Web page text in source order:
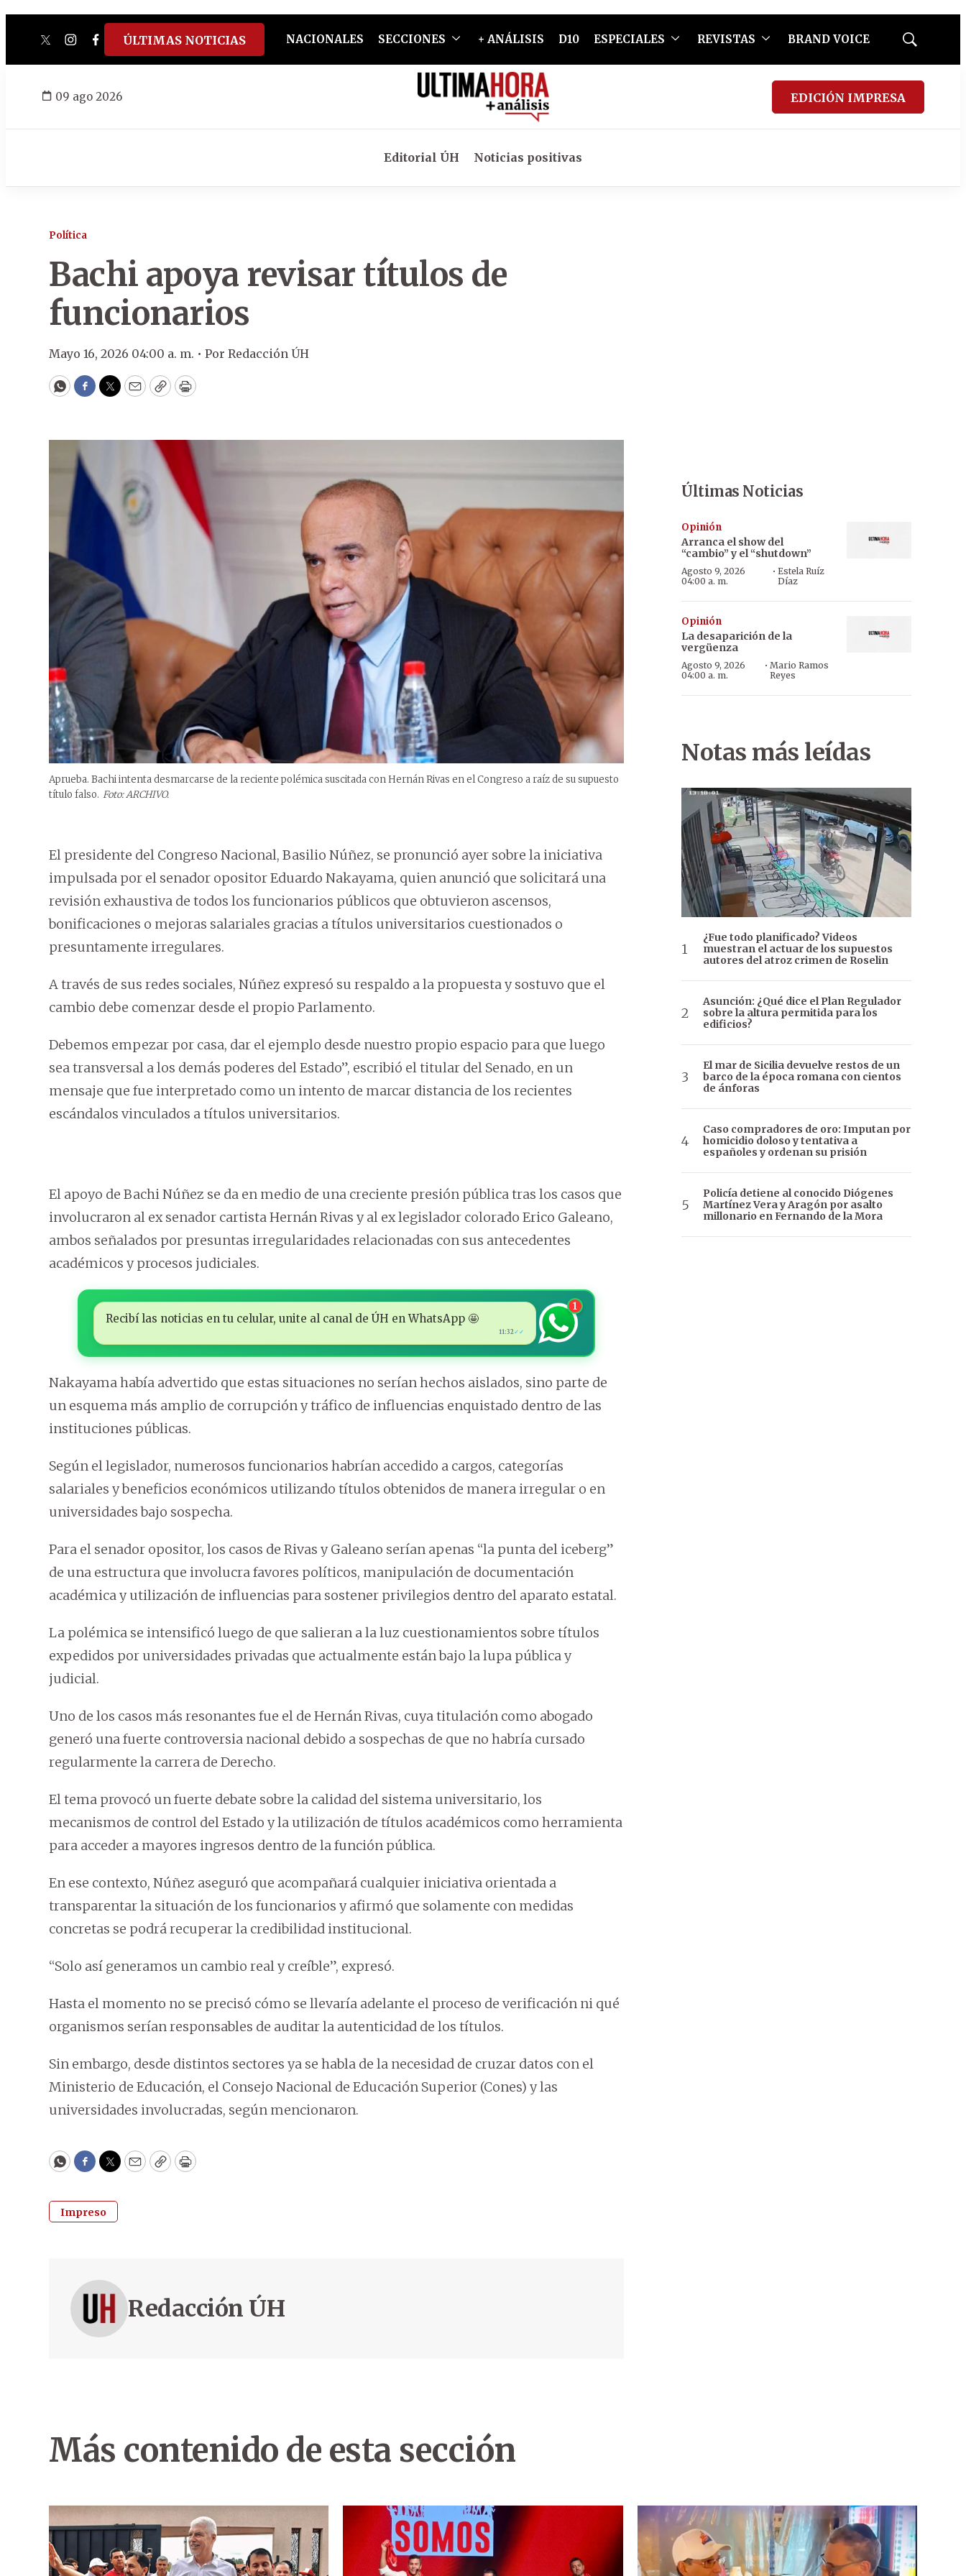
twitterinstagram
facebook
tiktokyoutube
spotify
ÚLTIMAS NOTICIAS NACIONALES SECCIONES + ANÁLISIS D10 ESPECIALES REVISTAS BRAND VOICE
Mostrar
09 ago 2026 EDICIÓN IMPRESA
Editorial ÚH Noticias positivas
Política
Bachi apoya revisar títulos de
funcionarios
Mayo 16, 2026 04:00 a. m. • Por Redacción ÚH
WhatsApp
Facebook
Twitter
EmailCopyPrint
Aprueba. Bachi intenta desmarcarse de la reciente polémica suscitada con Hernán Rivas en el Congreso a raíz de su supuesto
título falso. Foto: ARCHIVO.
El presidente del Congreso Nacional, Basilio Núñez, se pronunció ayer sobre la iniciativa
impulsada por el senador opositor Eduardo Nakayama, quien anunció que solicitará una
revisión exhaustiva de todos los funcionarios públicos que obtuvieron ascensos,
bonificaciones o mejoras salariales gracias a títulos universitarios cuestionados o
presuntamente irregulares.
A través de sus redes sociales, Núñez expresó su respaldo a la propuesta y sostuvo que el
cambio debe comenzar desde el propio Parlamento.
Debemos empezar por casa, dar el ejemplo desde nuestro propio espacio para que luego
sea transversal a los demás poderes del Estado”, escribió el titular del Senado, en un
mensaje que fue interpretado como un intento de marcar distancia de los recientes
escándalos vinculados a títulos universitarios.
El apoyo de Bachi Núñez se da en medio de una creciente presión pública tras los casos que
involucraron al ex senador cartista Hernán Rivas y al ex legislador colorado Erico Galeano,
ambos señalados por presuntas irregularidades relacionadas con sus antecedentes
académicos y procesos judiciales.
Recibí las noticias en tu celular, unite al canal de ÚH en WhatsApp 🤩
11:32✓✓
1
Nakayama había advertido que estas situaciones no serían hechos aislados, sino parte de
un esquema más amplio de corrupción y tráfico de influencias enquistado dentro de las
instituciones públicas.
Según el legislador, numerosos funcionarios habrían accedido a cargos, categorías
salariales y beneficios económicos utilizando títulos obtenidos de manera irregular o en
universidades bajo sospecha.
Para el senador opositor, los casos de Rivas y Galeano serían apenas “la punta del iceberg”
de una estructura que involucra favores políticos, manipulación de documentación
académica y utilización de influencias para sostener privilegios dentro del aparato estatal.
La polémica se intensificó luego de que salieran a la luz cuestionamientos sobre títulos
expedidos por universidades privadas que actualmente están bajo la lupa pública y
judicial.
Uno de los casos más resonantes fue el de Hernán Rivas, cuya titulación como abogado
generó una fuerte controversia nacional debido a sospechas de que no habría cursado
regularmente la carrera de Derecho.
El tema provocó un fuerte debate sobre la calidad del sistema universitario, los
mecanismos de control del Estado y la utilización de títulos académicos como herramienta
para acceder a mayores ingresos dentro de la función pública.
En ese contexto, Núñez aseguró que acompañará cualquier iniciativa orientada a
transparentar la situación de los funcionarios y afirmó que solamente con medidas
concretas se podrá recuperar la credibilidad institucional.
“Solo así generamos un cambio real y creíble”, expresó.
Hasta el momento no se precisó cómo se llevaría adelante el proceso de verificación ni qué
organismos serían responsables de auditar la autenticidad de los títulos.
Sin embargo, desde distintos sectores ya se habla de la necesidad de cruzar datos con el
Ministerio de Educación, el Consejo Nacional de Educación Superior (Cones) y las
universidades involucradas, según mencionaron.
WhatsApp
Facebook
Twitter
EmailCopyPrint
Impreso
Redacción ÚH
Últimas Noticias
Opinión
Arranca el show del
“cambio” y el “shutdown”
Agosto 9, 2026
04:00 a. m.
·Estela Ruíz
Díaz
Opinión
La desaparición de la
vergüenza
Agosto 9, 2026
04:00 a. m.
· Mario Ramos
Reyes
Notas más leídas
¿Fue todo planificado? Videos
muestran el actuar de los supuestos
autores del atroz crimen de Roselin
Asunción: ¿Qué dice el Plan Regulador
sobre la altura permitida para los
edificios?
El mar de Sicilia devuelve restos de un
barco de la época romana con cientos
de ánforas
Caso compradores de oro: Imputan por
homicidio doloso y tentativa a
españoles y ordenan su prisión
Policía detiene al conocido Diógenes
Martínez Vera y Aragón por asalto
millonario en Fernando de la Mora
Más contenido de esta sección